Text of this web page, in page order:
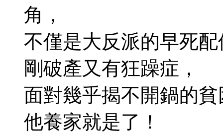
角，
不僅是大反派的早死
剛破產又有狂躁症，
面對幾乎揭不開鍋的
他養家就是了！